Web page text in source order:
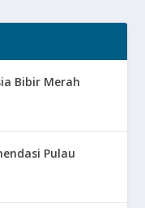
Bibir Merah
Pulau